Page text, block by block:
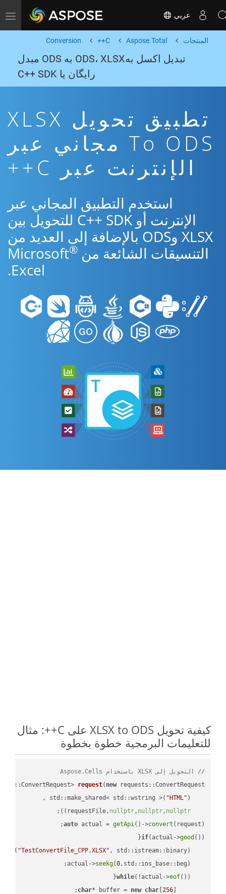
Toggle navigation عربي
المنتجات Aspose.Total
C++
Conversion
تبدیل اکسل بهODS، XLSX به ODS مبدل
رایگان یا C++ SDK
تطبيق تحويل XLSX
To ODS مجاني عبر
الإنترنت عبر C++
استخدم التطبيق المجاني عبر
الإنترنت أو C++ SDK للتحويل بين
XLSX وODS بالإضافة إلى العديد من
التنسيقات الشائعة من Microsoft ®
Excel.
كيفية تحويل XLSX to ODS على C++: مثال
للتعليمات البرمجية خطوة بخطوة
// التحويل إلى XLSX باستخدام Aspose.Cells
request( new
"HTML"
    requestFile,
nullptr, nullptr, nullptr
))
;
auto actual = getApi()->convert (request);
if(actual->good
( "TestConvertFile_CPP.XLSX" , std::istream::binary)
seekg(0
while(!actual->eof
char* buffer = new char[ 256